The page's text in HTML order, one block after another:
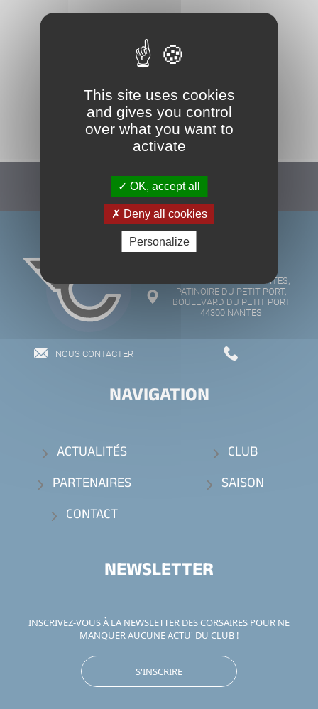
TOUS NOS PARTENAIRES
LES CORSAIRES DE NANTES,
PATINOIRE DU PETIT PORT,
BOULEVARD DU PETIT PORT
44300 NANTES
NOUS CONTACTER
NAVIGATION
ACTUALITÉS
CLUB
PARTENAIRES
SAISON
CONTACT
NEWSLETTER
INSCRIVEZ-VOUS À LA NEWSLETTER DES CORSAIRES POUR NE
MANQUER AUCUNE ACTU' DU CLUB !
S'INSCRIRE
This site uses cookies
and gives you control
over what you want to
activate
OK, accept all
Deny all cookies
Personalize